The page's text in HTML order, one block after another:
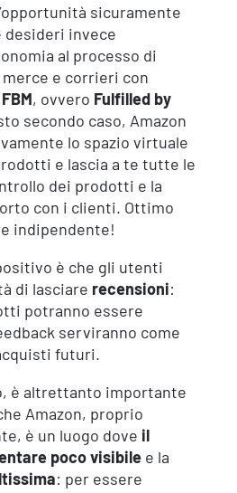
sicuramente
desideri invece
al processo di
e corrieri con
, ovvero Fulfilled by
secondo caso, Amazon
lo spazio virtuale
e lascia a te tutte le
dei prodotti e la
con i clienti. Ottimo
indipendente!
è che gli utenti
di lasciare recensioni:
potranno essere
serviranno come
futuri.
è altrettanto importante
Amazon, proprio
è un luogo dove il
poco visibilee la
: per essere